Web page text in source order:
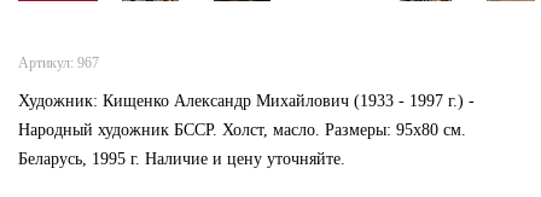
Артикул: 967
Художник: Кищенко Александр Михайлович (1933 - 1997 г.) -
Народный художник БССР. Холст, масло. Размеры: 95х80 см.
Беларусь, 1995 г. Наличие и цену уточняйте.